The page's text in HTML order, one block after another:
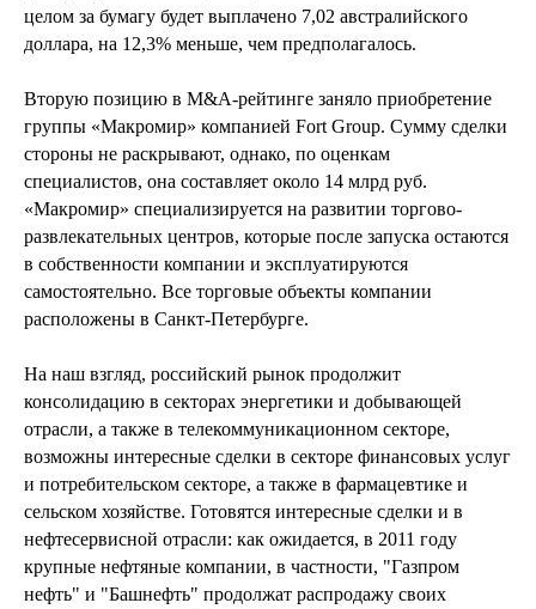
целом за бумагу будет выплачено 7,02 австралийского
доллара, на 12,3% меньше, чем предполагалось.
Вторую позицию в M&A-рейтинге заняло приобретение
группы «Макромир» компанией Fort Group. Сумму сделки
стороны не раскрывают, однако, по оценкам
специалистов, она составляет около 14 млрд руб.
«Макромир» специализируется на развитии торгово-
развлекательных центров, которые после запуска остаются
в собственности компании и эксплуатируются
самостоятельно. Все торговые объекты компании
расположены в Санкт-Петербурге.
На наш взгляд, российский рынок продолжит
консолидацию в секторах энергетики и добывающей
отрасли, а также в телекоммуникационном секторе,
возможны интересные сделки в секторе финансовых услуг
и потребительском секторе, а также в фармацевтике и
сельском хозяйстве. Готовятся интересные сделки и в
нефтесервисной отрасли: как ожидается, в 2011 году
крупные нефтяные компании, в частности, "Газпром
нефть" и "Башнефть" продолжат распродажу своих